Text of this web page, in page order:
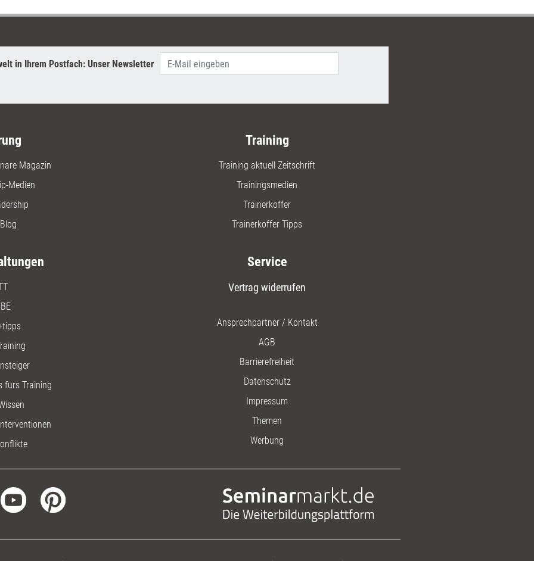
Sie die Kunst der Visualisierung. Mit
Erfolg – für Sie und Ihre Lernenden!
in Ihrem Postfach: Unser Newsletter
Magazin
Medien
Training
Training aktuell Zeitschrift
Trainingsmedien
Trainerkoffer
Trainerkoffer Tipps
fürs Training
Service
Vertrag widerrufen
Ansprechpartner / Kontakt
AGB
Barrierefreiheit
Datenschutz
Impressum
Themen
Werbung